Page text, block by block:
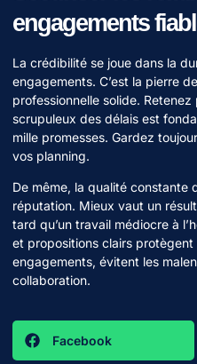
engagements
La crédibilité se joue dans la
engagements. C’est la pierre
professionnelle solide.
scrupuleux des délais est
mille promesses. Gardez
vos planning.
De même, la qualité constante
réputation. Mieux vaut un
tard qu’un travail médiocre à
et propositions clairs
engagements, évitent les
collaboration.
Facebook